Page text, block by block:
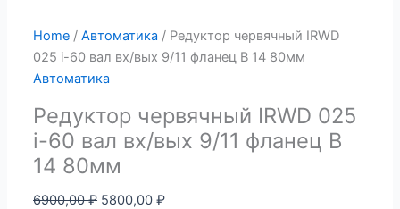
Home /Автоматика / Редуктор червячный IRWD
025 i-60 вал вх/вых 9/11 фланец B 14 80мм
Автоматика
Редуктор червячный IRWD 025
i-60 вал вх/вых 9/11 фланец B
14 80мм
6900,00₽ 5800,00₽